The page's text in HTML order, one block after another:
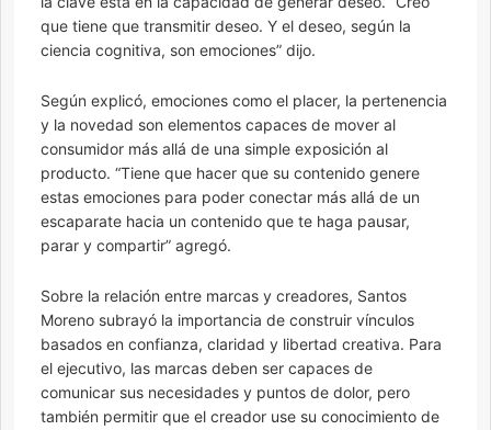
que tiene que transmitir deseo. Y el deseo, según la
ciencia cognitiva, son emociones” dijo.
Según explicó, emociones como el placer, la pertenencia
y la novedad son elementos capaces de mover al
consumidor más allá de una simple exposición al
producto. “Tiene que hacer que su contenido genere
estas emociones para poder conectar más allá de un
escaparate hacia un contenido que te haga pausar,
parar y compartir” agregó.
Sobre la relación entre marcas y creadores, Santos
Moreno subrayó la importancia de construir vínculos
basados en confianza, claridad y libertad creativa. Para
el ejecutivo, las marcas deben ser capaces de
comunicar sus necesidades y puntos de dolor, pero
también permitir que el creador use su conocimiento de